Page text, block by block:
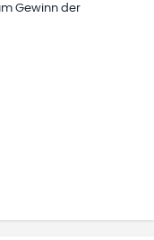
Gewinn der